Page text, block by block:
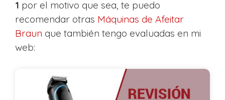
1 por el motivo que sea, te puedo
recomendar otras Máquinas de Afeitar
Braun que también tengo evaluadas en mi
web: